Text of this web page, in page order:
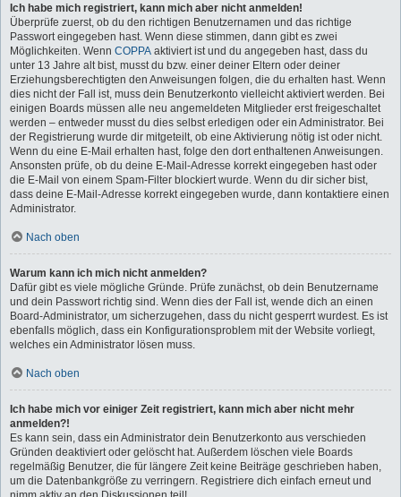
Ich habe mich registriert, kann mich aber nicht anmelden!
Überprüfe zuerst, ob du den richtigen Benutzernamen und das richtige
Passwort eingegeben hast. Wenn diese stimmen, dann gibt es zwei
Möglichkeiten. Wenn COPPA aktiviert ist und du angegeben hast, dass du
unter 13 Jahre alt bist, musst du bzw. einer deiner Eltern oder deiner
Erziehungsberechtigten den Anweisungen folgen, die du erhalten hast. Wenn
dies nicht der Fall ist, muss dein Benutzerkonto vielleicht aktiviert werden. Bei
einigen Boards müssen alle neu angemeldeten Mitglieder erst freigeschaltet
werden – entweder musst du dies selbst erledigen oder ein Administrator. Bei
der Registrierung wurde dir mitgeteilt, ob eine Aktivierung nötig ist oder nicht.
Wenn du eine E-Mail erhalten hast, folge den dort enthaltenen Anweisungen.
Ansonsten prüfe, ob du deine E-Mail-Adresse korrekt eingegeben hast oder
die E-Mail von einem Spam-Filter blockiert wurde. Wenn du dir sicher bist,
dass deine E-Mail-Adresse korrekt eingegeben wurde, dann kontaktiere einen
Administrator.
Nach oben
Warum kann ich mich nicht anmelden?
Dafür gibt es viele mögliche Gründe. Prüfe zunächst, ob dein Benutzername
und dein Passwort richtig sind. Wenn dies der Fall ist, wende dich an einen
Board-Administrator, um sicherzugehen, dass du nicht gesperrt wurdest. Es ist
ebenfalls möglich, dass ein Konfigurationsproblem mit der Website vorliegt,
welches ein Administrator lösen muss.
Nach oben
Ich habe mich vor einiger Zeit registriert, kann mich aber nicht mehr
anmelden?!
Es kann sein, dass ein Administrator dein Benutzerkonto aus verschieden
Gründen deaktiviert oder gelöscht hat. Außerdem löschen viele Boards
regelmäßig Benutzer, die für längere Zeit keine Beiträge geschrieben haben,
um die Datenbankgröße zu verringern. Registriere dich einfach erneut und